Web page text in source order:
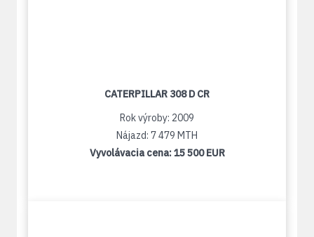
CATERPILLAR 308 D CR
Rok výroby: 2009
Nájazd: 7 479 MTH
Vyvolávacia cena:15 500 EUR